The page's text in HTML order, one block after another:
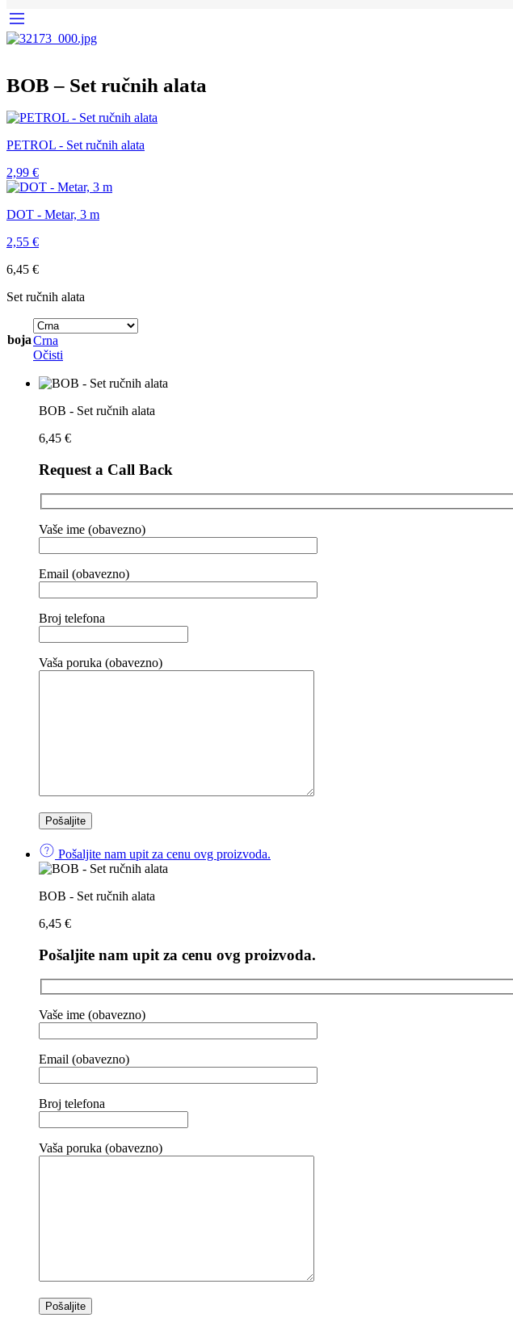
BOB – Set ručnih alata
PETROL - Set ručnih alata
2,99 €
DOT - Metar, 3 m
2,55 €
6,45 €
Set ručnih alata
bojaCrna
Očisti
BOB - Set ručnih alata
6,45 €
Request a Call Back
Vaše ime (obavezno)
Email (obavezno)
Broj telefona
Vaša poruka (obavezno)
Pošaljite nam upit za cenu ovg proizvoda.
BOB - Set ručnih alata
6,45 €
Pošaljite nam upit za cenu ovg proizvoda.
Vaše ime (obavezno)
Email (obavezno)
Broj telefona
Vaša poruka (obavezno)